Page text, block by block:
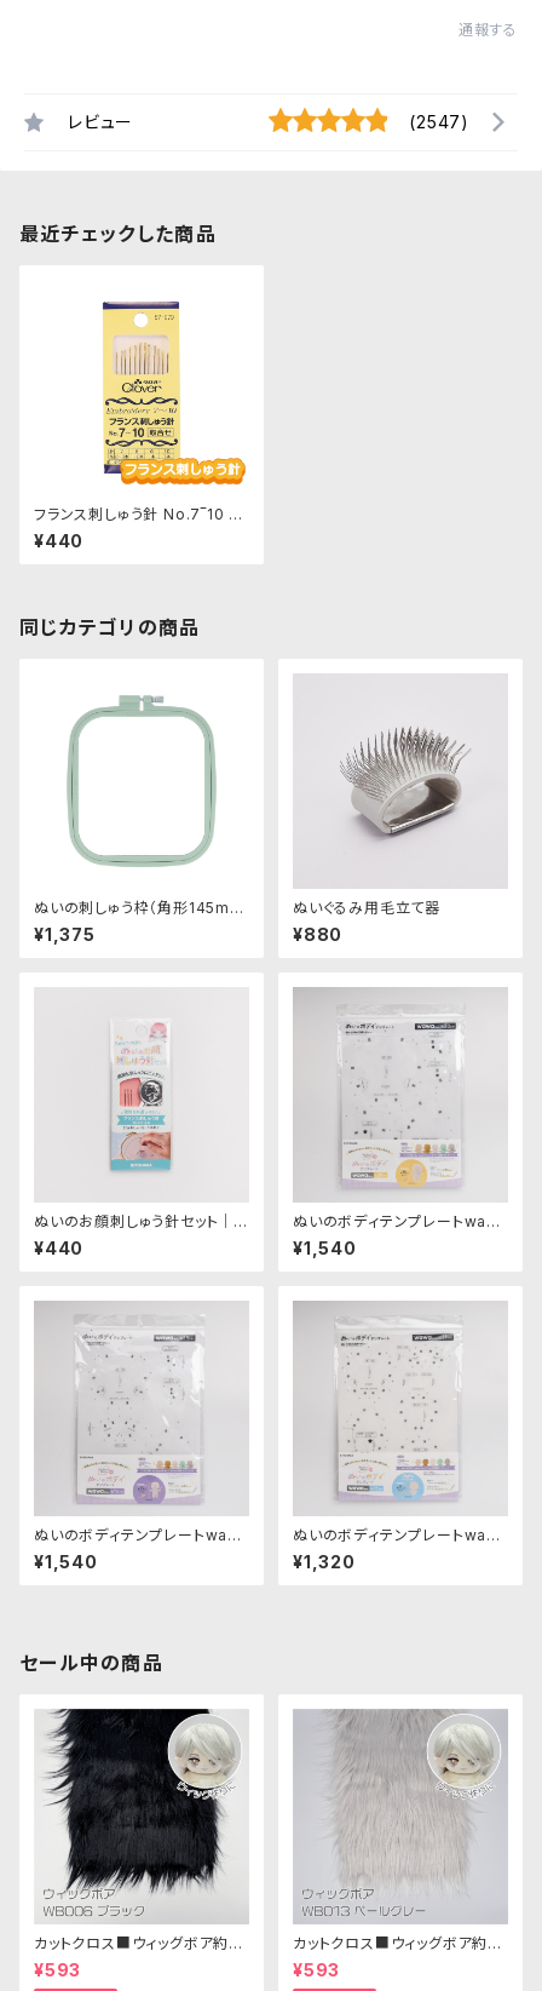
通報する
レビュー (2547)
最近チェックした商品
フランス刺しゅう針 No.7‾10 取
合せ（計12本入り）｜クロバー
¥440
同じカテゴリの商品
ぬいの刺しゅう枠（角形145mm
×165mm）｜清原株式会社
¥1,375
ぬいぐるみ用毛立て器
¥880
ぬいのお顔刺しゅう針セット｜清
原株式会社
¥440
ぬいのボディテンプレートwaw
aちゃん20cm｜清原株式会社
¥1,540
ぬいのボディテンプレートwaw
aちゃん15cm｜清原株式会社
¥1,540
ぬいのボディテンプレートwaw
aちゃん11cm｜清原株式会社
¥1,320
セール中の商品
カットクロス■ウィッグボア約8c
m(ブラック)WB006ボア生地 2
5cm × 45cm
¥593
カットクロス■ウィッグボア約8c
m(ペールグレー)WB013 ボア
生地 25cm × 45cm
¥593